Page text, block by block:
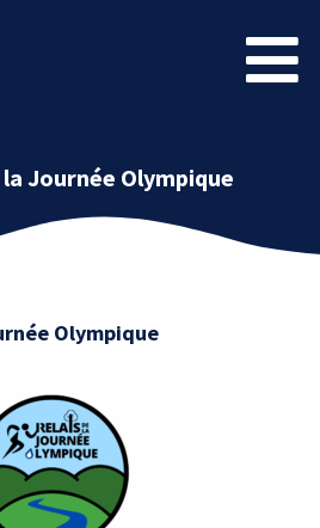
la Journée Olympique
Olympique